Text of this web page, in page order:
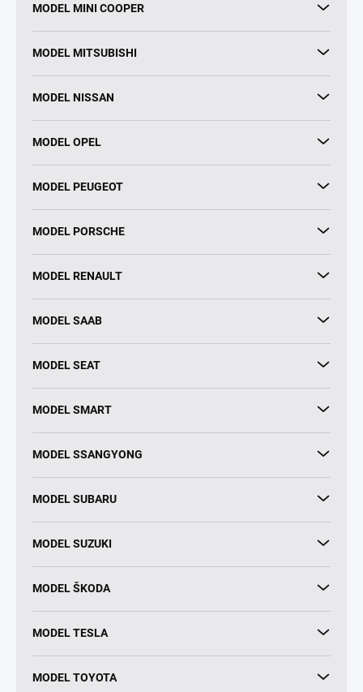
MODEL MINI COOPER
MODEL MITSUBISHI
MODEL NISSAN
MODEL OPEL
MODEL PEUGEOT
MODEL PORSCHE
MODEL RENAULT
MODEL SAAB
MODEL SEAT
MODEL SMART
MODEL SSANGYONG
MODEL SUBARU
MODEL SUZUKI
MODEL ŠKODA
MODEL TESLA
MODEL TOYOTA